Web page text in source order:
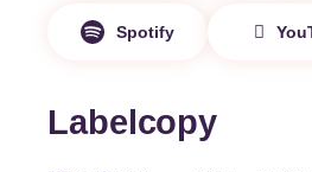
Spotify
Labelcopy